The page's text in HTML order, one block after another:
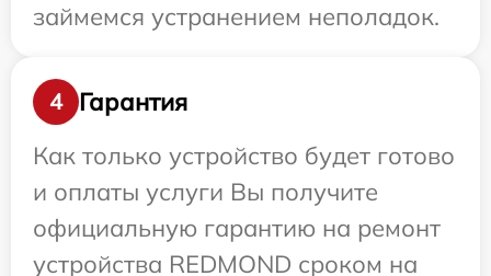
займемся устранением неполадок.
4
Гарантия
Как только устройство будет готово
и оплаты услуги Вы получите
официальную гарантию на ремонт
устройства REDMOND сроком на